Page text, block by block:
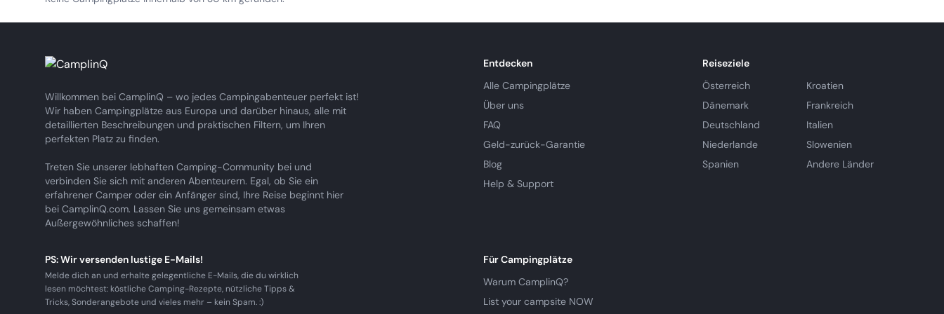
Willkommen bei CamplinQ – wo jedes Campingabenteuer perfekt ist!
Wir haben Campingplätze aus Europa und darüber hinaus, alle mit
detaillierten Beschreibungen und praktischen Filtern, um Ihren
perfekten Platz zu finden.
Treten Sie unserer lebhaften Camping-Community bei und
verbinden Sie sich mit anderen Abenteurern. Egal, ob Sie ein
erfahrener Camper oder ein Anfänger sind, Ihre Reise beginnt hier
bei CamplinQ.com. Lassen Sie uns gemeinsam etwas
Außergewöhnliches schaffen!
Entdecken
Alle Campingplätze
Über uns
FAQ
Geld-zurück-Garantie
Blog
Help & Support
Reiseziele
Österreich
Kroatien
Dänemark
Frankreich
Deutschland
Italien
Niederlande
Slowenien
Spanien
Andere Länder
PS: Wir versenden lustige E-Mails!
Melde dich an und erhalte gelegentliche E-Mails, die du wirklich
lesen möchtest: köstliche Camping-Rezepte, nützliche Tipps &
Tricks, Sonderangebote und vieles mehr – kein Spam. :)
Für Campingplätze
Warum CamplinQ?
List your campsite NOW